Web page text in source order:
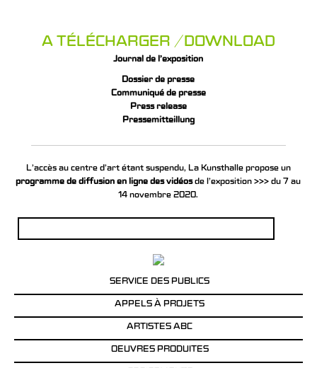
A TÉLÉCHARGER / DOWNLOAD
Journal de l’exposition
Dossier de presse
Communiqué de presse
Press release
Pressemitteillung
L’accès au centre d’art étant suspendu, La Kunsthalle propose un
programme de diffusion en ligne des vidéosde l’exposition >>> du 7 au
14 novembre 2020.
SERVICE DES PUBLICS
APPELS À PROJETS
ARTISTES ABC
OEUVRES PRODUITES